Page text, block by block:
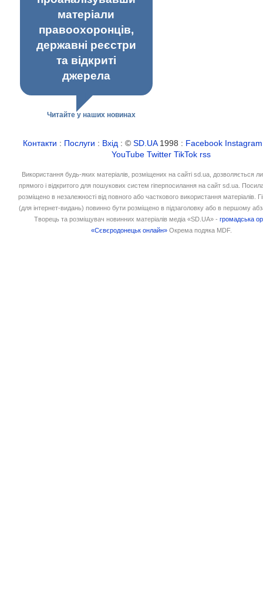
матеріали
правоохоронців,
державні реєстри
та відкриті
джерела
Читайте у наших новинах
Контакти : Послуги : Вхід : ©SD.UA1998 : Facebook Instagram
YouTube Twitter TikTok rss
Використання будь-яких матеріалів, розміщених на сайті sd.ua, дозволяється
прямого і відкритого для пошукових систем гіперпосилання на сайт sd.ua.
розміщено в незалежності від повного або часткового використання матеріалів.
(для інтернет-видань) повинно бути розміщено в підзаголовку або в першому
Творець та розміщувач новинних матеріалів медіа «SD.UA» -громадська
«Сєвєродонецьк онлайн» Окрема подяка MDF.